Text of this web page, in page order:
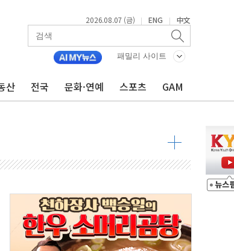
2026.08.07 (금) | ENG | 中文
패밀리 사이트
산 전국 문화·연예 스포츠 GAM
톱'… 美 해상봉쇄 영향
스닥 선물 1%대 상승
기대 후퇴
양광주↑ VS 트레이드데스크·웬디스↓
까지 찾겠다"
중 완화 전환점"
공급 확대·속도전 총력"